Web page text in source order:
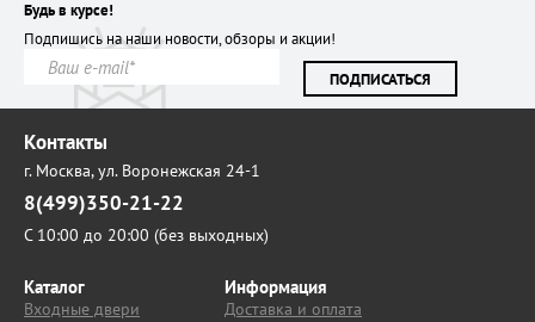
Будь в курсе!
Подпишись на наши новости, обзоры и акции!
ПОДПИСАТЬСЯ
Контакты
г. Москва,ул. Воронежская 24-1
8(499)350-21-22
С 10:00 до 20:00 (без выходных)
Каталог
Входные двери
Информация
Доставка и оплата